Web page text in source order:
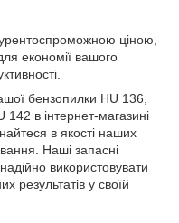
ціною,
економії вашого
бензопилки HU 136,
в інтернет-магазині
в якості наших
Наші запасні
використовувати
результатів у своїй